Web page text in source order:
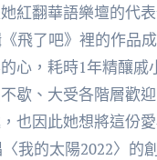
紅翻華語樂壇的代
飛了吧》裡的作品
心，耗時1年精釀
歇、大受各階層歡
也因此她想將這份
我的太陽2022〉的